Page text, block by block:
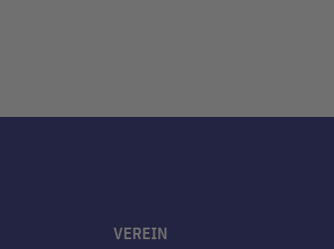
VEREIN